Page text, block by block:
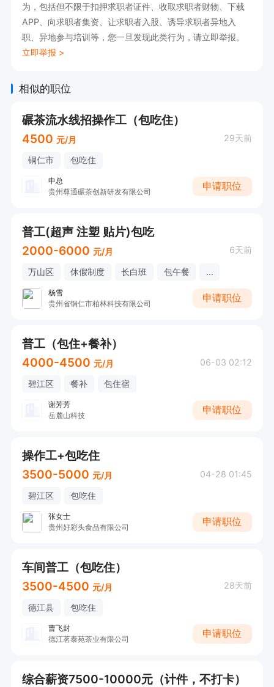
为，包括但不限于扣押求职者证件、收取求职者财物、下载
APP、向求职者集资、让求职者入股、诱导求职者异地入
职、异地参与培训等，您一旦发现此类行为，请立即举报。
立即举报 >
相似的职位
碾茶流水线招操作工（包吃住）
4500 元/月 29天前
铜仁市 包吃住
申总
贵州尊通碾茶创新研发有限公司
申请职位
普工(超声 注塑 贴片)包吃
2000-6000 元/月 6天前
万山区 休假制度 长白班 包午餐 ...
杨雪
贵州省铜仁市柏林科技有限公司
申请职位
普工（包住+餐补）
4000-4500 元/月 06-03 02:12
碧江区 餐补 包住宿
谢芳芳
岳麓山科技
申请职位
操作工+包吃住
3500-5000 元/月 04-28 01:45
碧江区 包吃住
张女士
贵州好彩头食品有限公司
申请职位
车间普工（包吃住）
3500-4500 元/月 28天前
德江县 包吃住
曹飞封
德江茗泰苑茶业有限公司
申请职位
综合薪资7500-10000元（计件，不打卡）